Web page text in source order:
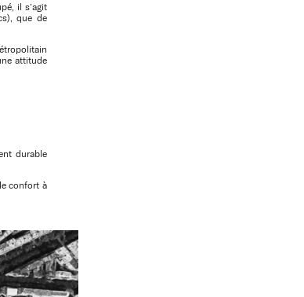
il s’agit
que de
attitude
durable
confort à